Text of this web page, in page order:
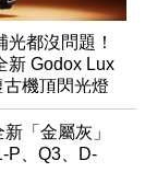
光都沒問題！
新 Godox Lux
機頂閃光燈
「金屬灰」
P、Q3、D-